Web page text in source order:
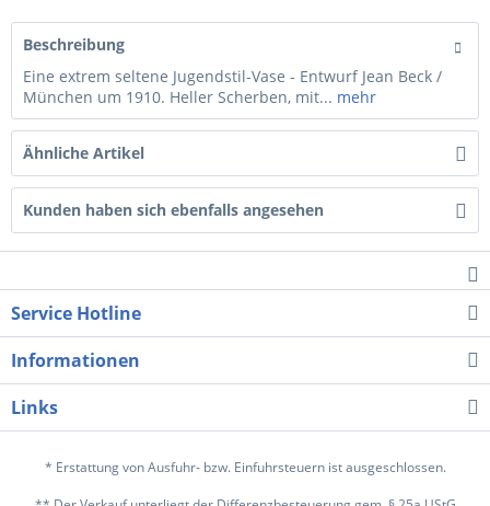
Beschreibung
Eine extrem seltene Jugendstil-Vase - Entwurf Jean Beck /
München um 1910. Heller Scherben, mit... mehr
Ähnliche Artikel
Kunden haben sich ebenfalls angesehen
Service Hotline
Informationen
Links
* Erstattung von Ausfuhr- bzw. Einfuhrsteuern ist ausgeschlossen.